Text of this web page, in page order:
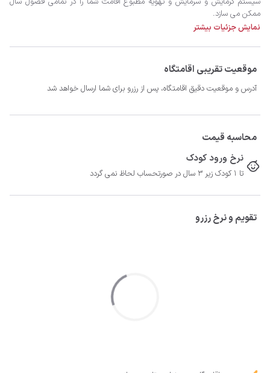
ممکن می سازد.
نمایش جزئیات بیشتر
موقعیت تقریبی اقامتگاه
آدرس و موقعیت دقیق اقامتگاه، پس از رزرو برای شما ارسال خواهد شد
محاسبه قیمت
نرخ ورود کودک
تا 1 کودک زیر 3 سال در صورتحساب لحاظ نمی گردد
تقویم و نرخ رزرو